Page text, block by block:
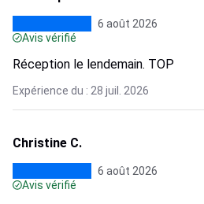
6 août 2026
Avis vérifié
Réception le lendemain. TOP
Expérience du : 28 juil. 2026
Christine C.
6 août 2026
Avis vérifié